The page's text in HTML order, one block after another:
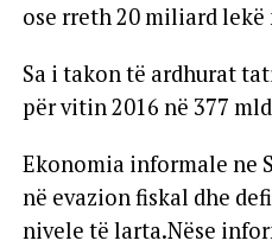
ose rreth 20 miliard lekë
Sa i takon të ardhurat
për vitin 2016 në 377
Ekonomia informale ne
në evazion fiskal dhe
nivele të larta.Nëse